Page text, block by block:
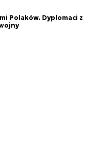
Polaków. Dyplomaci z